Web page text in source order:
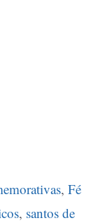
,Fé
, santos de